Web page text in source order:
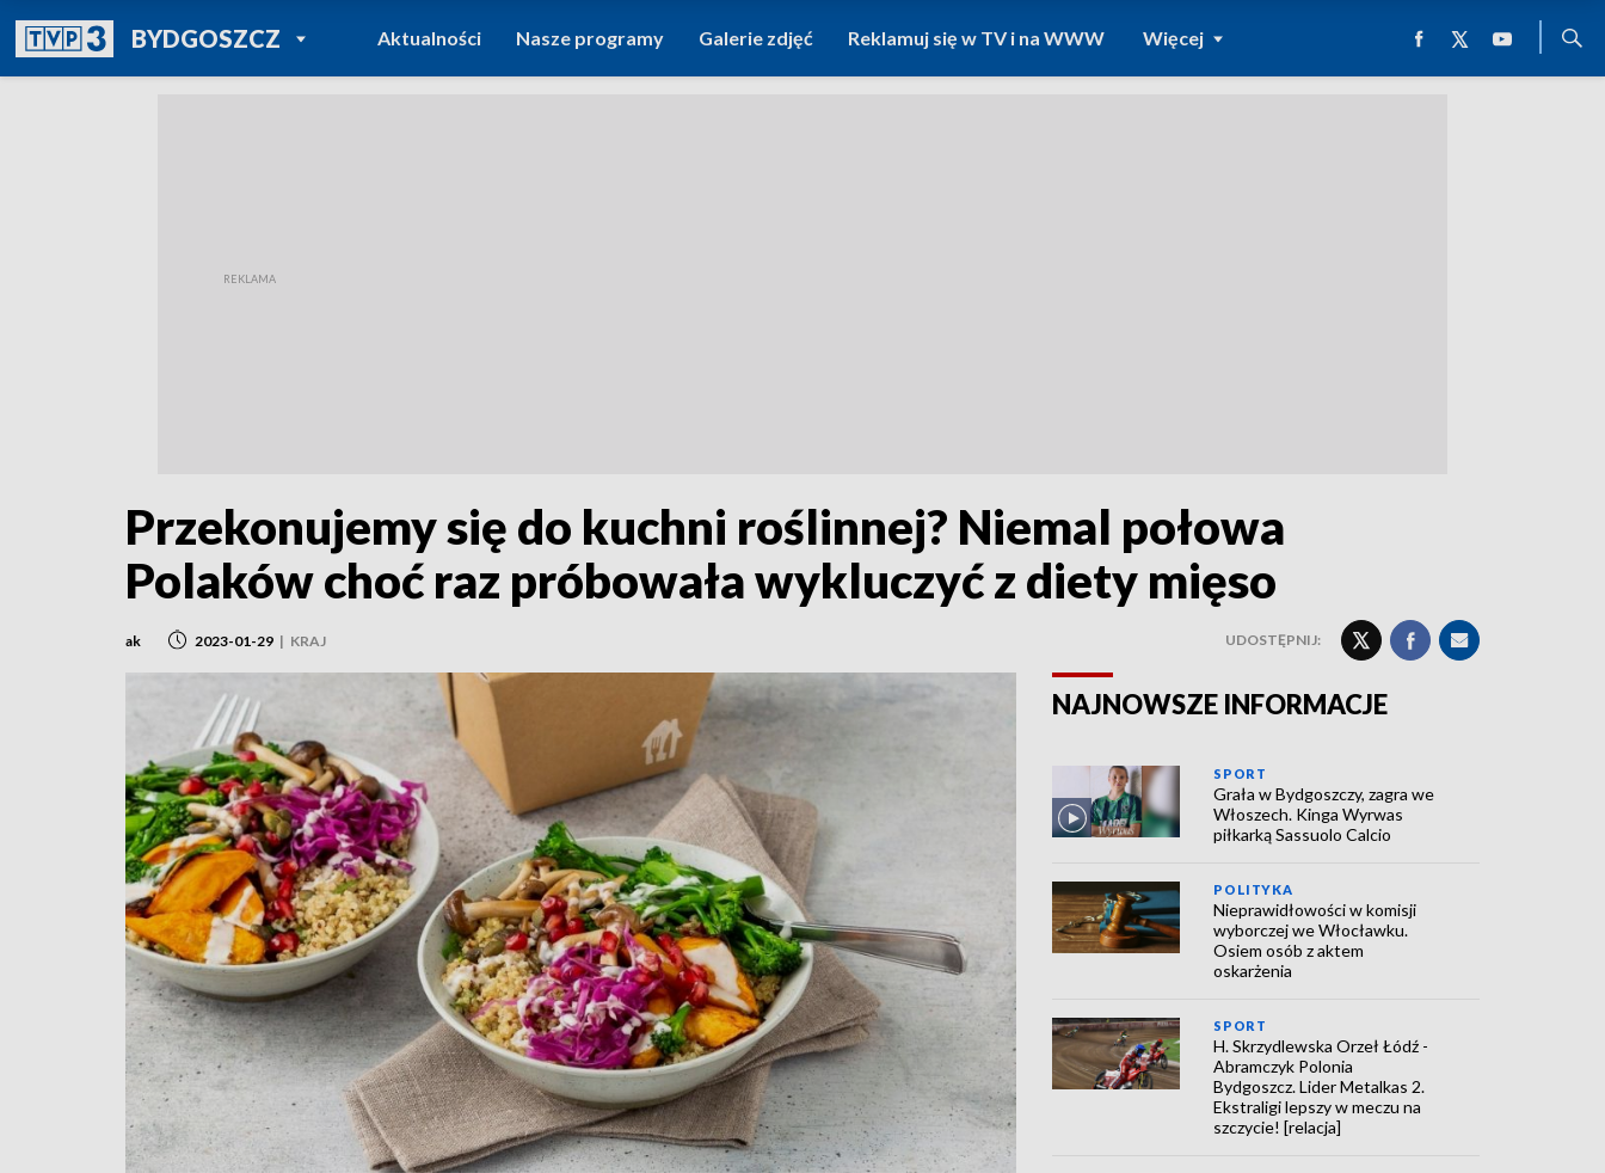
BYDGOSZCZPOWRÓT DO
TVP REGIONY
Aktualności Nasze programy Galerie zdjęć Reklamuj się w TV i na WWW Więcej
Przekonujemy się do kuchni roślinnej? Niemal połowa
Polaków choć raz próbowała wykluczyć z diety mięso
ak 2023-01-29 | KRAJ UDOSTĘPNIJ:
NAJNOWSZE INFORMACJE
SPORT
Grała w Bydgoszczy, zagra we
Włoszech. Kinga Wyrwas
piłkarką Sassuolo Calcio
POLITYKA
Nieprawidłowości w komisji
wyborczej we Włocławku.
Osiem osób z aktem
oskarżenia
SPORT
H. Skrzydlewska Orzeł Łódź -
Abramczyk Polonia
Bydgoszcz. Lider Metalkas 2.
Ekstraligi lepszy w meczu na
szczycie! [relacja]